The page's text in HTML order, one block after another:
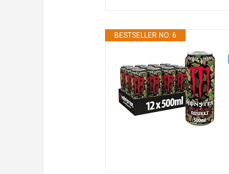
BESTSELLER NO. 6